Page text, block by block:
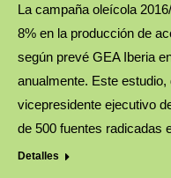
La campaña oleícola
8% en la producción de
según prevé GEA Iberia
anualmente. Este estudio,
vicepresidente ejecutivo
de 500 fuentes radicadas
Detalles